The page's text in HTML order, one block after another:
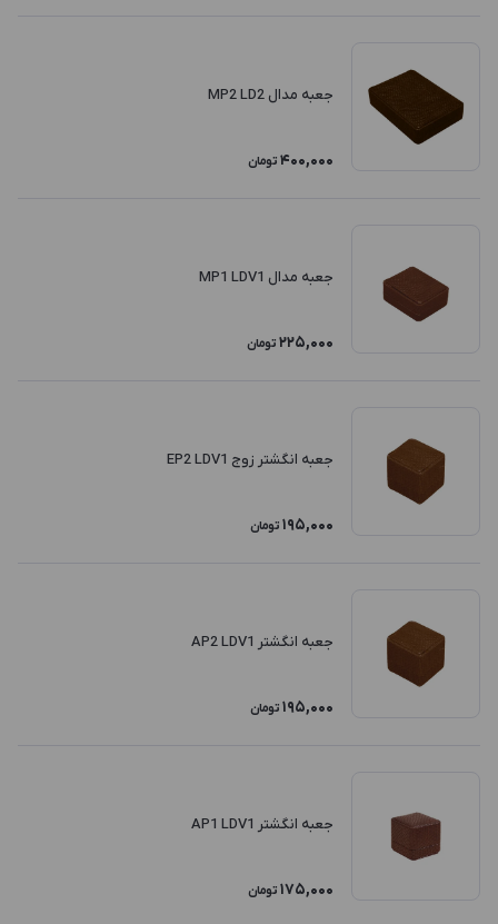
جعبه مدال MP2 LD2
400,000 تومان
جعبه مدال MP1 LDV1
225,000 تومان
جعبه انگشتر زوج EP2 LDV1
195,000 تومان
جعبه انگشتر AP2 LDV1
195,000 تومان
جعبه انگشتر AP1 LDV1
175,000 تومان